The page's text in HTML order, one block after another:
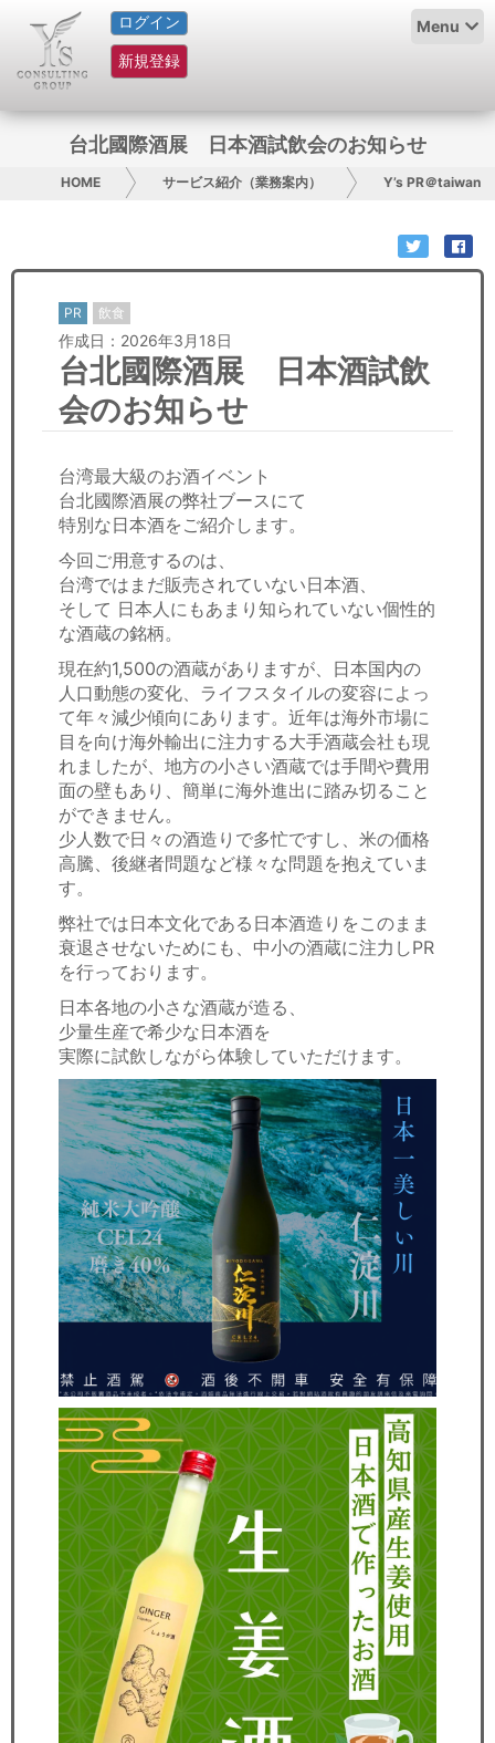
ログイン
新規登録
Menu
HOME
サービス紹介
コラム
グループ概要
日本人にPR
コンサルティング
セミナー
経済ニュース
労務顧問
ＩＴ
飲食店情報
台北國際酒展 日本酒試飲会のお知らせ
HOME サービス紹介（業務案内） Y’s PR＠taiwan
PR 飲食
作成日：2026年3月18日
台北國際酒展 日本酒試飲
会のお知らせ
台湾最大級のお酒イベント
台北國際酒展の弊社ブースにて
特別な日本酒をご紹介します。
今回ご用意するのは、
台湾ではまだ販売されていない日本酒、
そして 日本人にもあまり知られていない個性的
な酒蔵の銘柄。
現在約1,500の酒蔵がありますが、日本国内の
人口動態の変化、ライフスタイルの変容によっ
て年々減少傾向にあります。近年は海外市場に
目を向け海外輸出に注力する大手酒蔵会社も現
れましたが、地方の小さい酒蔵では手間や費用
面の壁もあり、簡単に海外進出に踏み切ること
ができません。
少人数で日々の酒造りで多忙ですし、米の価格
高騰、後継者問題など様々な問題を抱えていま
す。
弊社では日本文化である日本酒造りをこのまま
衰退させないためにも、中小の酒蔵に注力しPR
を行っております。
日本各地の小さな酒蔵が造る、
少量生産で希少な日本酒を
実際に試飲しながら体験していただけます。